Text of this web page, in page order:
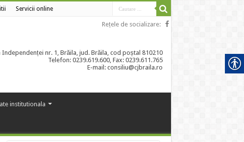
Servicii online
Rețele de socializare:
Independenței nr. 1, Brăila, jud. Brăila, cod poștal 810210
Telefon: 0239.619.600, Fax: 0239.611.765
E-mail: consiliu@cjbraila.ro
institutionala